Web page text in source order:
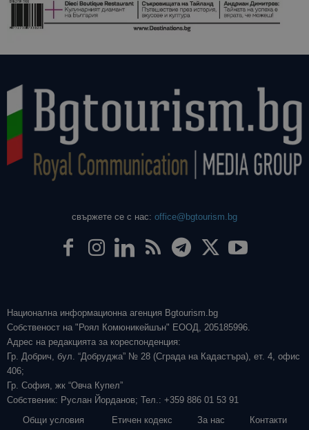
свържете се с нас: office@bgtourism.bg
Национална информационна агенция Bgtourism.bg
Собственост на "Роял Комюникейшън" ЕООД, 205185996.
Адрес на редакцията за кореспонденция:
Гр. Добрич, бул. “Добруджа” № 28 (Сграда на Кадастъра), ет. 4, офис
406;
Гр. София, жк “Овча Купел”
Собственик: Руслан Йорданов; Тел.: +359 886 01 53 91
Общи условия
Етичен кодекс За нас Контакти